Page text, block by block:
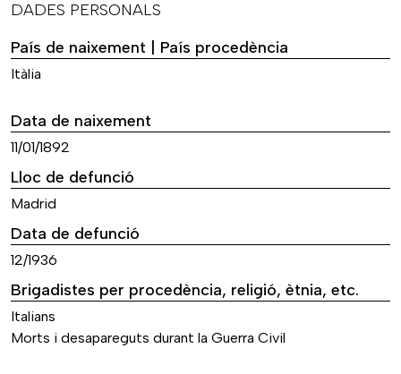
DADES PERSONALS
País de naixement | País procedència
Itàlia
Data de naixement
11/01/1892
Lloc de defunció
Madrid
Data de defunció
12/1936
Brigadistes per procedència, religió, ètnia, etc.
Italians
Morts i desapareguts durant la Guerra Civil